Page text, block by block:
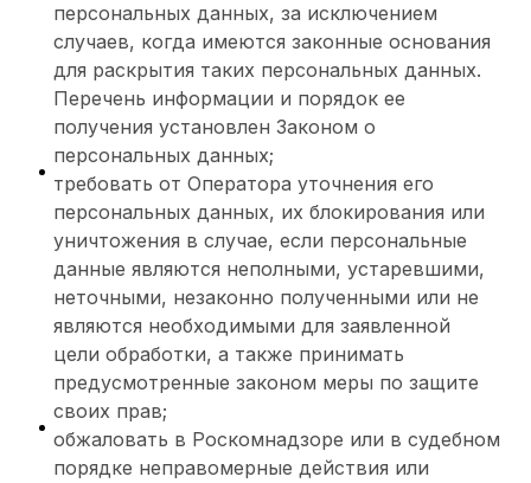
персональных данных, за исключением
случаев, когда имеются законные основания
для раскрытия таких персональных данных.
Перечень информации и порядок ее
получения установлен Законом о
персональных данных;
требовать от Оператора уточнения его
персональных данных, их блокирования или
уничтожения в случае, если персональные
данные являются неполными, устаревшими,
неточными, незаконно полученными или не
являются необходимыми для заявленной
цели обработки, а также принимать
предусмотренные законом меры по защите
своих прав;
обжаловать в Роскомнадзоре или в судебном
порядке неправомерные действия или